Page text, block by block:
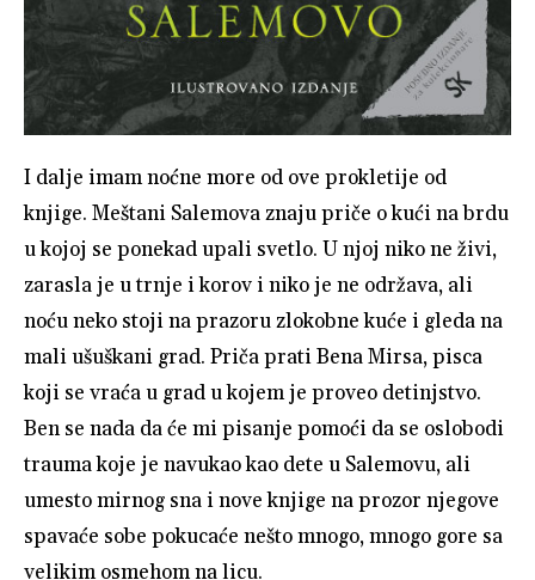
I dalje imam noćne more od ove prokletije od
knjige. Meštani Salemova znaju priče o kući na brdu
u kojoj se ponekad upali svetlo. U njoj niko ne živi,
zarasla je u trnje i korov i niko je ne održava, ali
noću neko stoji na prazoru zlokobne kuće i gleda na
mali ušuškani grad. Priča prati Bena Mirsa, pisca
koji se vraća u grad u kojem je proveo detinjstvo.
Ben se nada da će mi pisanje pomoći da se oslobodi
trauma koje je navukao kao dete u Salemovu, ali
umesto mirnog sna i nove knjige na prozor njegove
spavaće sobe pokucaće nešto mnogo, mnogo gore sa
velikim osmehom na licu.